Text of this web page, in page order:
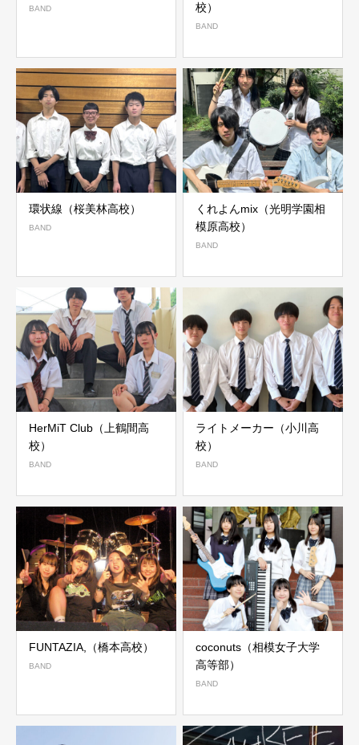
BAND
校）
BAND
環状線（桜美林高校）
BAND
くれよんmix（光明学園相
模原高校）
BAND
HerMiT Club（上鶴間高
校）
BAND
ライトメーカー（小川高
校）
BAND
FUNTAZIA,（橋本高校）
BAND
coconuts（相模女子大学
高等部）
BAND